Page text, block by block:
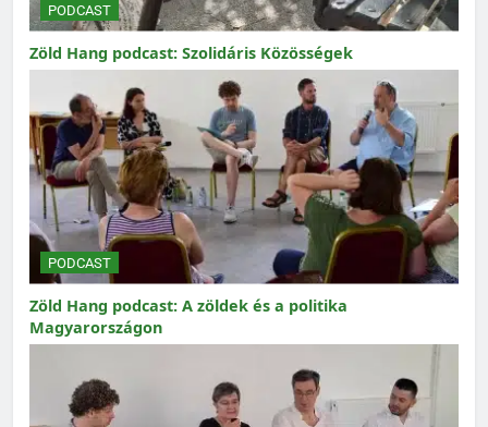
PODCAST
Zöld Hang podcast: Szolidáris Közösségek
PODCAST
Zöld Hang podcast: A zöldek és a politika
Magyarországon